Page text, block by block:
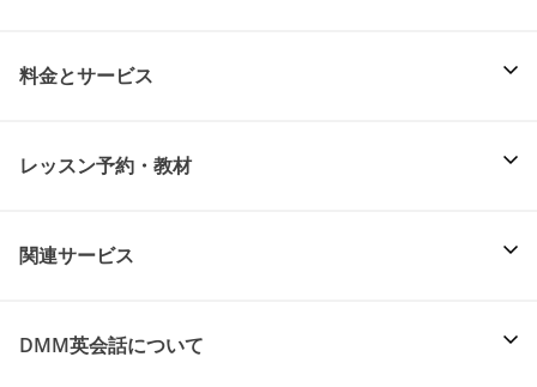
料金とサービス
レッスン予約・教材
関連サービス
DMM英会話について